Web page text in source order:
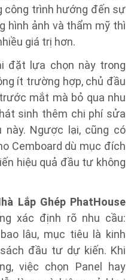
công trình hướng đến sự
hình ảnh và thẩm mỹ thì
giá trị hơn.
đặt lựa chọn này trong
ít trường hợp, chủ đầu
mắt mà bỏ qua nhu
sinh thêm chi phí sửa
Ngược lại, cũng có
Cemboard dù mục đích
hiệu quả đầu tư không
Lắp Ghép PhatHouse
xác định rõ nhu cầu:
lâu, mục tiêu là kinh
đầu tư dự kiến. Khi
việc chọn Panel hay